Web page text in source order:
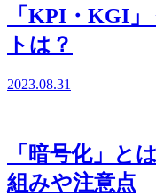
「KPI・KGI
トは？
2023.08.31
「暗号化」と
組みや注意点